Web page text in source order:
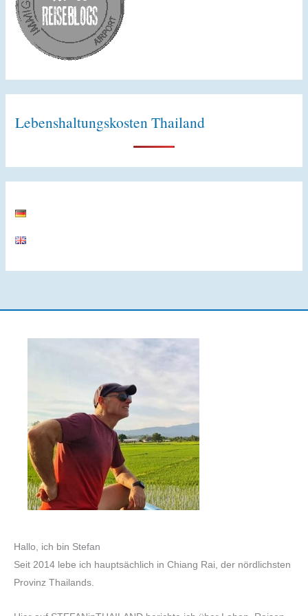
Lebenshaltungskosten Thailand
Hallo, ich bin Stefan
Seit 2014 lebe ich hauptsächlich in Chiang Rai, der nördlichsten
Provinz Thailands.